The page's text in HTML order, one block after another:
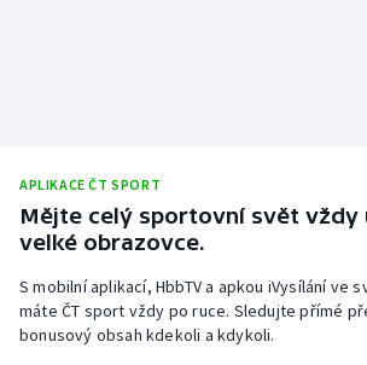
Plavání
Plážový volejbal
Ragby
APLIKACE ČT SPORT
Mějte celý sportovní svět vždy
velké obrazovce.
S mobilní aplikací, HbbTV a apkou iVysílání ve
máte ČT sport vždy po ruce. Sledujte přímé
bonusový obsah kdekoli a kdykoli.